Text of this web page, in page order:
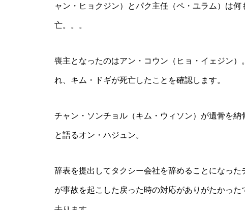
ャン・ヒョクジン）とパク主任（ペ・ユラム）は
亡。。。
喪主となったのはアン・コウン（ヒョ・イェジン
れ、キム・ドギが死亡したことを確認します。
チャン・ソンチョル（キム・ウィソン）が遺骨を
と語るオン・ハジュン。
辞表を提出してタクシー会社を辞めることになっ
が事故を起こした戻った時の対応がありがたかっ